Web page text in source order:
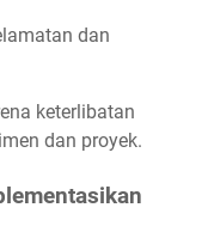
dan
keterlibatan
dan proyek.